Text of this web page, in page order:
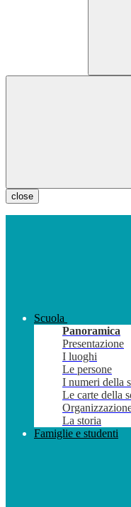
close
Scuola
Panoramica
Presentazione
I luoghi
Le persone
I numeri della
Le carte della
La storia
Famiglie e studenti